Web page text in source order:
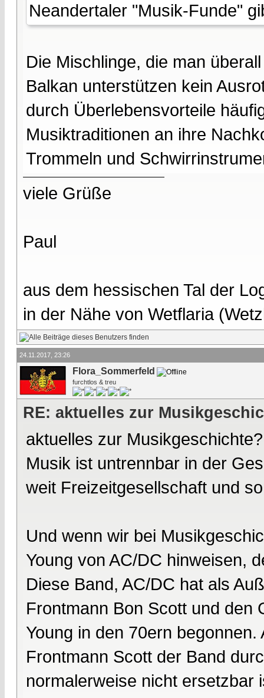
Neandertaler "Musik-Funde"
Die Mischlinge, die man
Balkan unterstützen kein
durch Überlebensvorteile
Musiktraditionen an ihre
Trommeln und
viele Grüße
Paul
aus dem hessischen Tal der
in der Nähe von Wetflaria
24.11.2017, 23:26
Flora_Sommerfeld
furchtlos & treu
RE: aktuelles zur
aktuelles zur Musikgeschichte?
Musik ist untrennbar in der
weit Freizeitgesellschaft und
Und wenn wir bei
Young von AC/DC hinweisen,
Diese Band, AC/DC hat als
Frontmann Bon Scott und den
Young in den 70ern
Frontmann Scott der Band
normalerweise nicht ersetzbar